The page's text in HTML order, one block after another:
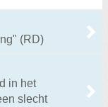
(RD)
in het
slecht